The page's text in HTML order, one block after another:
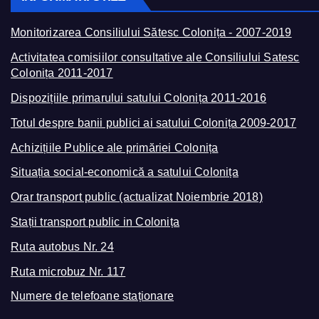
Monitorizarea Consiliului Sătesc Colonița - 2007-2019
Activitatea comisiilor consultative ale Consiliului Satesc
Colonița 2011-2017
Dispozițiile primarului satului Colonița 2011-2016
Totul despre banii publici ai satului Colonița 2009-2017
Achizițiile Publice ale primăriei Colonița
Situația social-economică a satului Colonița
Orar transport public (actualizat Noiembrie 2018)
Stații transport public in Colonița
Ruta autobus Nr. 24
Ruta microbuz Nr. 117
Numere de telefoane staționare